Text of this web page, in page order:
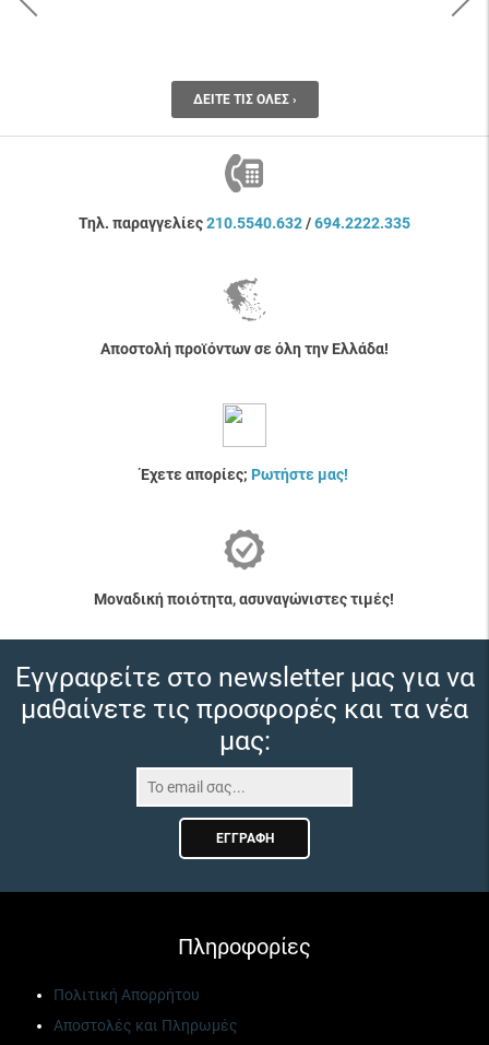
ΔΕΊΤΕ ΤΙΣ ΌΛΕΣ ›
Τηλ. παραγγελίες210.5540.632/694.2222.335
Αποστολή προϊόντων σε όλη την Ελλάδα!
Έχετε απορίες; Ρωτήστε μας!
Μοναδική ποιότητα, ασυναγώνιστες τιμές!
Εγγραφείτε στο newsletter μας για να
μαθαίνετε τις προσφορές και τα νέα
μας:
ΕΓΓΡΑΦΉ
Πληροφορίες
Πολιτική Απορρήτου
Αποστολές και Πληρωμές